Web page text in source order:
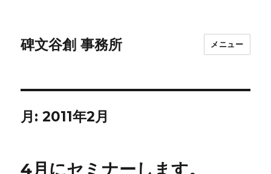
碑文谷創 事務所 メニュー
月:2011年2月
4月にセミナーします。